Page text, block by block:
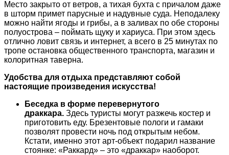
Место закрыто от ветров, а тихая бухта с причалом даже
в шторм примет парусные и надувные суда. Неподалеку
можно найти ягоды и грибы, а в заливах по обе стороны
полуострова – поймать щуку и хариуса. При этом здесь
отлично ловит связь и интернет, а всего в 25 минутах по
тропе остановка общественного транспорта, магазин и
колоритная таверна.
Удобства для отдыха представляют собой
настоящие произведения искусства!
Беседка в форме перевернутого
драккара. Здесь туристы могут разжечь костер и
приготовить еду. Брезентовые пологи и гамаки
позволят провести ночь под открытым небом.
Кстати, именно этот арт-объект подарил название
стоянке: «Раккард» – это «драккар» наоборот.